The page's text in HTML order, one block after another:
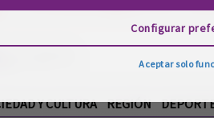
Y CULTURA REGIÓN
Motor
DE FOTOGRAFíA PAISAJES DE LAVANDA
Configurar
Aceptar solo